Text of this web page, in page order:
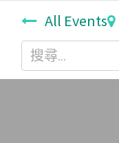
All Events